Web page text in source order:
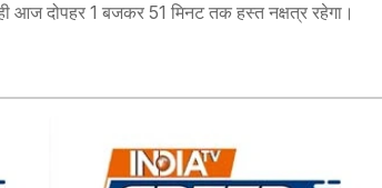
आज दोपहर 1 बजकर 51 मिनट तक हस्त नक्षत्र रहेगा।